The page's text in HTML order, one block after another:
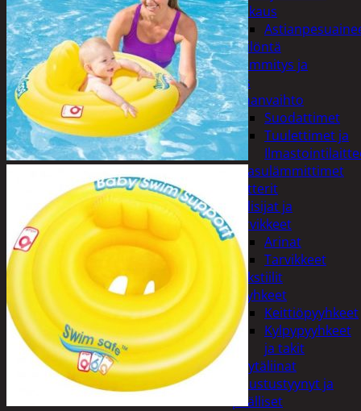
Tiskaus
Säilöntä
Kodin lämmitys ja
tuuletus
Ilmanvaihto
Suodattimet
Tuulettimet ja
Kaasulämmittimet
Patterit
Tulisijat ja
tarvikkeet
Arinat
Tarvikkeet
Kodintekstiilit
Pyyhkeet
Keittiöpyyhkeet
Kylpypyyhkeet
ja takit
Pöytäliinat
Sisustustyynyt ja
päälliset